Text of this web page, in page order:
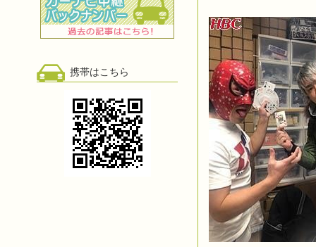
携帯はこちら